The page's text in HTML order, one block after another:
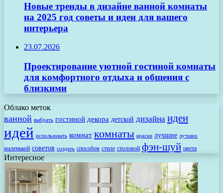
Новые тренды в дизайне ванной комнаты
на 2025 год советы и идеи для вашего
интерьера
23.07.2026
Проектирование уютной гостиной комнаты
для комфортного отдыха и общения с
близкими
Облако меток
ванной выбрать гостиной декора детской дизайна идеи
идей использовать комнат комнаты краски лучшие лучших
маленькой советов создать способов стиле столовой фэн-шуй цвета
Интересное